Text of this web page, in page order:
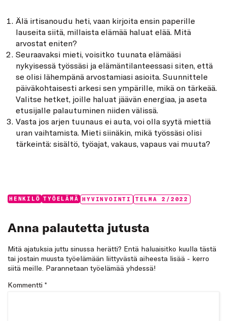
Älä irtisanoudu heti, vaan kirjoita ensin paperille
lauseita siitä, millaista elämää haluat elää. Mitä
arvostat eniten?
Seuraavaksi mieti, voisitko tuunata elämääsi
nykyisessä työssäsi ja elämän­tilanteessasi siten, että
se olisi lähempänä arvostamiasi asioita. Suunnittele
päiväkohtaisesti arkesi sen ympärille, mikä on tärkeää.
Valitse hetket, joille haluat jäävän energiaa, ja aseta
etusijalle palautuminen niiden välissä.
Vasta jos arjen tuunaus ei auta, voi olla syytä miettiä
uran vaihtamista. Mieti siinäkin, mikä työssäsi olisi
tärkeintä: sisältö, työajat, vakaus, vapaus vai muuta?
Categories:
HENKILÖ TYÖELÄMÄ Tags:
HYVINVOINTI TELMA 2/2022
Anna palautetta jutusta
Mitä ajatuksia juttu sinussa herätti? Entä haluaisitko kuulla tästä
tai jostain muusta työelämään liittyvästä aiheesta lisää - kerro
siitä meille. Parannetaan työelämää yhdessä!
Kommentti *